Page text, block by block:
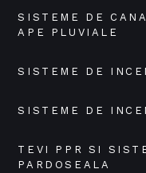
SISTEME DE
APE PLUVIALE
SISTEME DE
SISTEME DE
TEVI PPR SI
PARDOSEALA